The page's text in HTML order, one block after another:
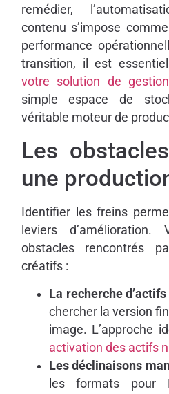
remédier,
contenu s’impose
performance
transition, il est
votre solution de
simple espace de
véritable moteur de
Les
une
Identifier les freins
leviers
obstacles rencontrés
créatifs :
La recherche d’actifs
chercher la version
image. L’approche
activation des actifs
Les déclinaisons
les formats pour